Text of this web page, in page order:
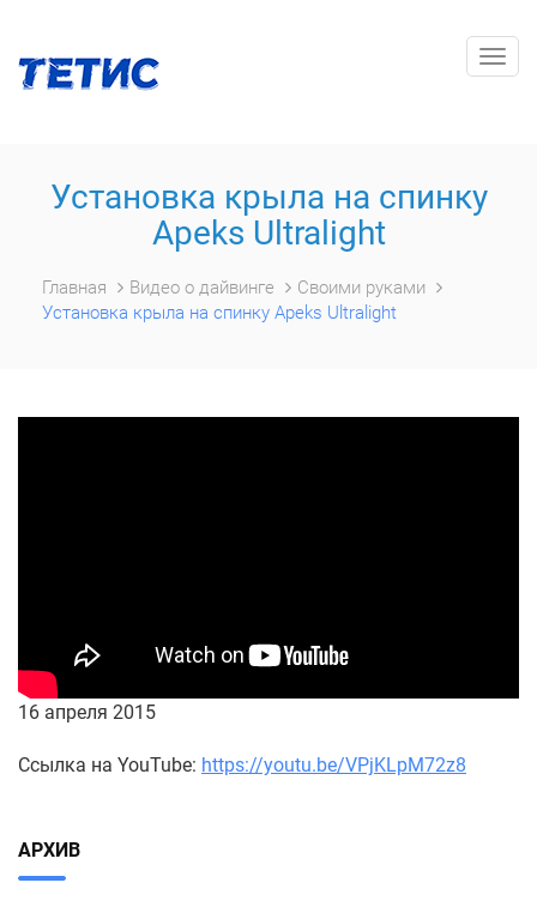
Установка крыла на спинку
Apeks Ultralight
Главная Видео о дайвинге
Своими руками
Установка крыла на спинку Apeks Ultralight
16 апреля 2015
Ссылка на YouTube: https://youtu.be/VPjKLpM72z8
АРХИВ